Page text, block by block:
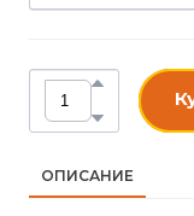
ОПИСАНИЕ